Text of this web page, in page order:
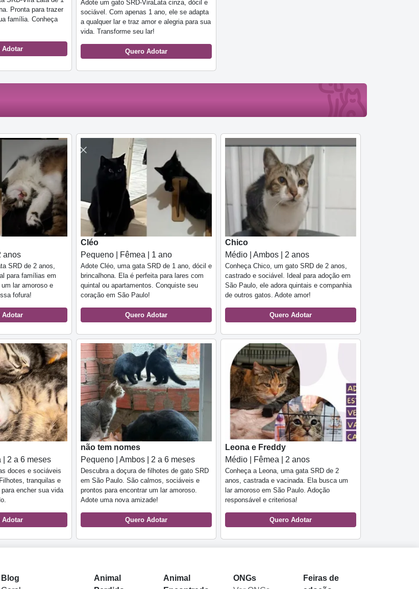
Pronta para trazer
família. Conheça
Adotar
Adote um gato SRD-ViraLata cinza, dócil e
sociável. Com apenas 1 ano, ele se adapta
a qualquer lar e traz amor e alegria para sua
vida. Transforme seu lar!
Quero Adotar
anos
SRD de 2 anos,
para famílias em
lar amoroso e
fofura!
Adotar
Cléo
Pequeno | Fêmea | 1 ano
Adote Cléo, uma gata SRD de 1 ano, dócil e
brincalhona. Ela é perfeita para lares com
quintal ou apartamentos. Conquiste seu
coração em São Paulo!
Quero Adotar
Chico
Médio | Ambos | 2 anos
Conheça Chico, um gato SRD de 2 anos,
castrado e sociável. Ideal para adoção em
São Paulo, ele adora quintais e companhia
de outros gatos. Adote amor!
Quero Adotar
| 2 a 6 meses
doces e sociáveis
tranquilas e
encher sua vida
Adotar
não tem nomes
Pequeno | Ambos | 2 a 6 meses
Descubra a doçura de filhotes de gato SRD
em São Paulo. São calmos, sociáveis e
prontos para encontrar um lar amoroso.
Adote uma nova amizade!
Quero Adotar
Leona e Freddy
Médio | Fêmea | 2 anos
Conheça a Leona, uma gata SRD de 2
anos, castrada e vacinada. Ela busca um
lar amoroso em São Paulo. Adoção
responsável e criteriosa!
Quero Adotar
Blog
Animal
Animal
ONGs
Feiras de